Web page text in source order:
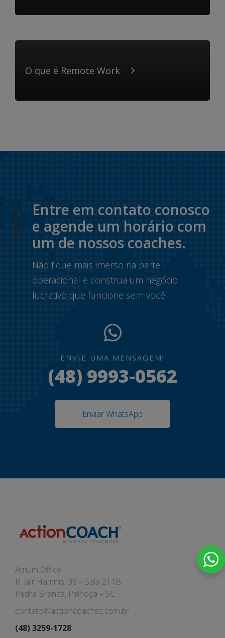
O que é Remote Work
Entre em contato conosco
e agende um horário com
um de nossos coaches.
Não fique mais imerso na parte
operacional e construa um negócio
lucrativo que funcione sem você.
ENVIE UMA MENSAGEM!
(48) 9993-0562
Enviar WhatsApp
Atrium Office
R. Jair Hamms, 38 – Sala 211B
Pedra Branca, Palhoça – SC
contato@actioncoachsc.com.br
(48) 3259-1728